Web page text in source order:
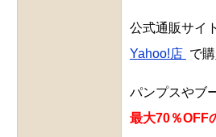
公式通販サイ
Yahoo!店 で
パンプスやブ
最大70％OFF